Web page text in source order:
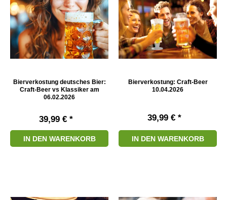
Bierverkostung deutsches Bier:
Craft-Beer vs Klassiker am
06.02.2026
39,99 € *
IN DEN WARENKORB
Bierverkostung: Craft-Beer
10.04.2026
39,99 € *
IN DEN WARENKORB